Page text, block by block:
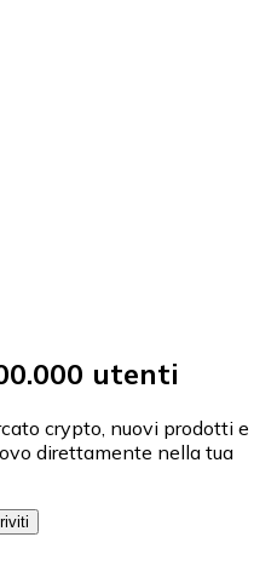
utenti
crypto, nuovi prodotti e
direttamente nella tua